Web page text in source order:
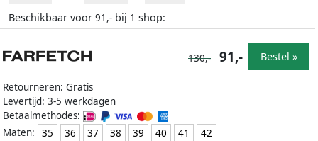
Beschikbaar voor 91,- bij 1 shop:
Retourneren: Gratis
Levertijd: 3-5 werkdagen
Betaalmethodes:
Maten:
35 36 37 38 39 40 41 42
130,- 91,- Bestel »